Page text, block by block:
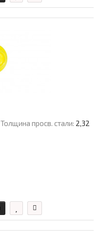
Толщина просв. стали: 2,32